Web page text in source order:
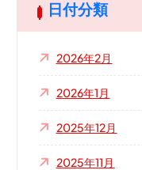
日付分類
2026年2月
2026年1月
2025年12月
2025年11月